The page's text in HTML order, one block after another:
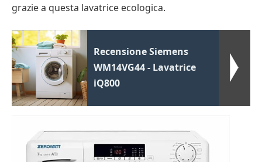
grazie a questa lavatrice ecologica.
Recensione Siemens
WM14VG44 - Lavatrice
iQ800